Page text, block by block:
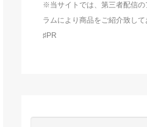
※当サイトでは、第三者配信
ラムにより商品をご紹介致して
♯PR